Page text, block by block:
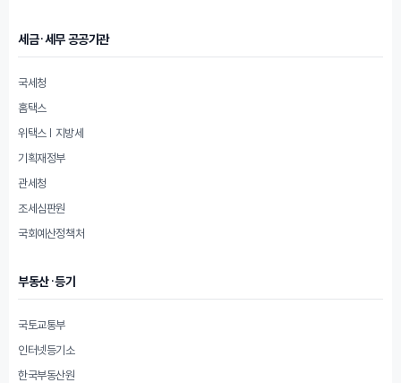
세금·세무 공공기관
국세청
홈택스
위택스 | 지방세
기획재정부
관세청
조세심판원
국회예산정책처
부동산·등기
국토교통부
인터넷등기소
한국부동산원